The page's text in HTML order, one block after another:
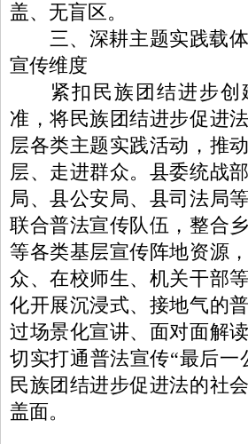
盖、无盲区。
三、深耕主题实践载体
宣传维度
紧扣民族团结进步创
准，将民族团结进步促进
层各类主题实践活动，推
层、走进群众。县委统战
局、县公安局、县司法局
联合普法宣传队伍，整合
等各类基层宣传阵地资源
众、在校师生、机关干部
化开展沉浸式、接地气的
过场景化宣讲、面对面解
切实打通普法宣传“最后一
民族团结进步促进法的社
盖面。